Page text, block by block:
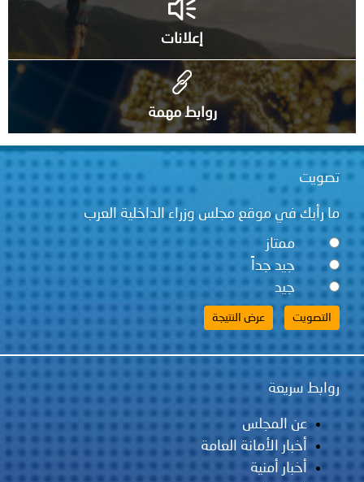
إعلانات
روابط مهمة
تصويت
ما رأيك في موقع مجلس وزراء الداخلية العرب
ممتاز
جيد جداً
جيد
روابط سريعة
عن المجلس
أخبار الأمانة العامة
أخبار أمنية